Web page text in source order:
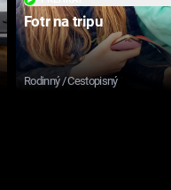
Fotr na tripu
Rodinný / Cestopisný